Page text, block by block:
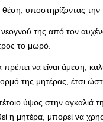
υποστηρίζοντας
της από τον
το μωρό.
να είναι άμεση,
της μητέρας, έτσι
ύψος στην
η μητέρα, μπορεί να